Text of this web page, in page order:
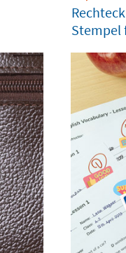
Stempel